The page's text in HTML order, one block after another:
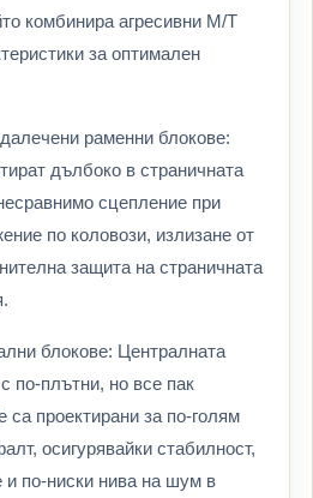
комбинира агресивни M/T
за оптимален
раменни блокове:
дълбоко в страничната
сцепление при
по коловози, излизане от
защита на страничната
блокове: Централната
по-плътни, но все пак
са проектирани за по-голям
осигурявайки стабилност,
и по-ниски нива на шум в